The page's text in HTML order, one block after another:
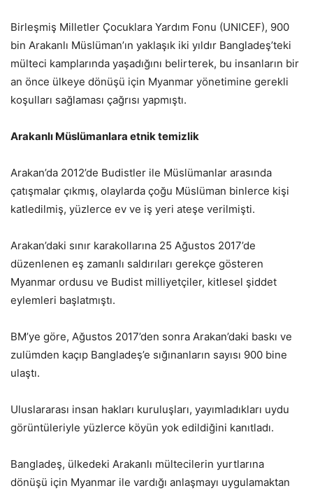
Birleşmiş Milletler Çocuklara Yardım Fonu (UNICEF), 900
bin Arakanlı Müslüman’ın yaklaşık iki yıldır Bangladeş’teki
mülteci kamplarında yaşadığını belirterek, bu insanların bir
an önce ülkeye dönüşü için Myanmar yönetimine gerekli
koşulları sağlaması çağrısı yapmıştı.
Arakanlı Müslümanlara etnik temizlik
Arakan’da 2012’de Budistler ile Müslümanlar arasında
çatışmalar çıkmış, olaylarda çoğu Müslüman binlerce kişi
katledilmiş, yüzlerce ev ve iş yeri ateşe verilmişti.
Arakan’daki sınır karakollarına 25 Ağustos 2017’de
düzenlenen eş zamanlı saldırıları gerekçe gösteren
Myanmar ordusu ve Budist milliyetçiler, kitlesel şiddet
eylemleri başlatmıştı.
BM’ye göre, Ağustos 2017’den sonra Arakan’daki baskı ve
zulümden kaçıp Bangladeş’e sığınanların sayısı 900 bine
ulaştı.
Uluslararası insan hakları kuruluşları, yayımladıkları uydu
görüntüleriyle yüzlerce köyün yok edildiğini kanıtladı.
Bangladeş, ülkedeki Arakanlı mültecilerin yurtlarına
dönüşü için Myanmar ile vardığı anlaşmayı uygulamaktan